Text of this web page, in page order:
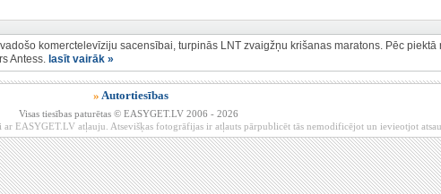
komerctelevīziju sacensībai, turpinās LNT zvaigžņu krišanas maratons. Pēc piektā
Antess. lasīt vairāk »
» Autortiesības
Visas tiesības paturētas © EASYGET.LV 2006 - 2026
EASYGET.LV atļauju. Atsevišķas fotogrāfijas ir atļauts pārpublicēt tās nemodificējot un ievieotjot